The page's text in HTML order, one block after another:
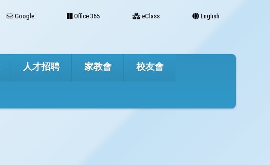
Google Office 365 eClass English
人才招聘 家教會 校友會